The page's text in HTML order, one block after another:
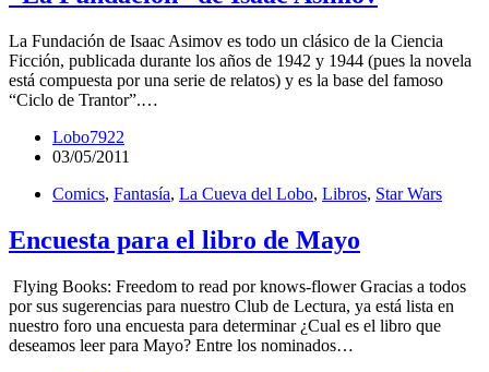
La Fundación de Isaac Asimov es todo un clásico de la Ciencia
Ficción, publicada durante los años de 1942 y 1944 (pues la novela
está compuesta por una serie de relatos) y es la base del famoso
“Ciclo de Trantor”.…
Lobo7922
03/05/2011
Comics, Fantasía, La Cueva del Lobo, Libros, Star Wars
Encuesta para el libro de Mayo
Flying Books: Freedom to read por knows-flower Gracias a todos
por sus sugerencias para nuestro Club de Lectura, ya está lista en
nuestro foro una encuesta para determinar ¿Cual es el libro que
deseamos leer para Mayo? Entre los nominados…